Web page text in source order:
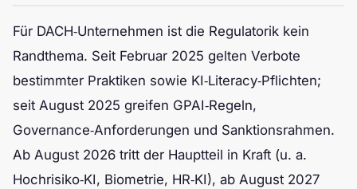
Für DACH‑Unternehmen ist die Regulatorik kein
Randthema. Seit Februar 2025 gelten Verbote
bestimmter Praktiken sowie KI‑Literacy‑Pflichten;
seit August 2025 greifen GPAI‑Regeln,
Governance‑Anforderungen und Sanktionsrahmen.
Ab August 2026 tritt der Hauptteil in Kraft (u. a.
Hochrisiko‑KI, Biometrie, HR‑KI), ab August 2027